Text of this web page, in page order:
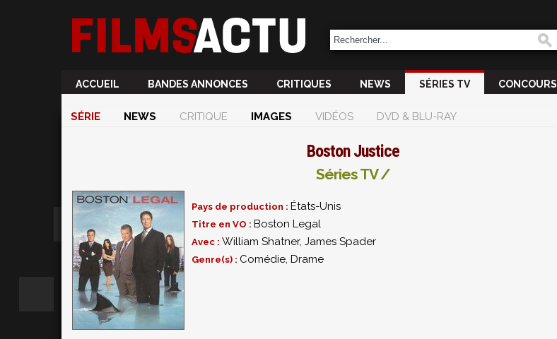
ACCUEIL BANDES ANNONCES CRITIQUES NEWS SÉRIES TV CONCOURS
SÉRIE NEWS CRITIQUE IMAGES VIDÉOS DVD & BLU-RAY
Boston Justice
Séries TV /
Pays de production : États-Unis
Titre en VO : Boston Legal
Avec : William Shatner, James Spader
Genre(s) : Comédie, Drame